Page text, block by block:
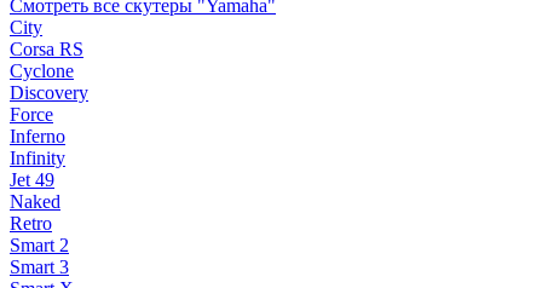
Смотреть все скутеры "Yamaha"
City
Corsa RS
Cyclone
Discovery
Force
Inferno
Infinity
Jet 49
Naked
Retro
Smart 2
Smart 3